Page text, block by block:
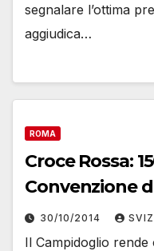
segnalare l’ottima
aggiudica…
ROMA
Croce Rossa:
Convenzione
30/10/2014
Il Campidoglio rende